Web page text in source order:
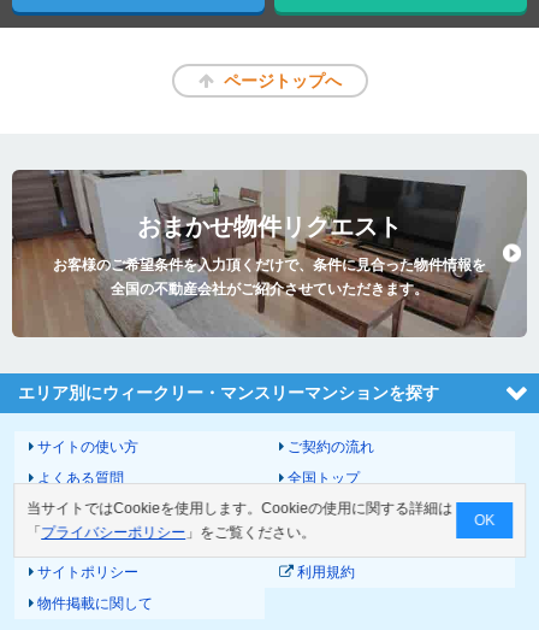
ページトップへ
おまかせ物件リクエスト
お客様のご希望条件を入力頂くだけで、条件に見合った物件情報を
全国の不動産会社がご紹介させていただきます。
エリア別にウィークリー・マンスリーマンションを探す
サイトの使い方
ご契約の流れ
よくある質問
全国トップ
サイトマップ
運営会社
お問い合わせ
個人情報の取扱いについて
サイトポリシー
利用規約
物件掲載に関して
当サイトではCookieを使用します。Cookieの使用に関する詳細は
「 プライバシーポリシー 」をご覧ください。
OK